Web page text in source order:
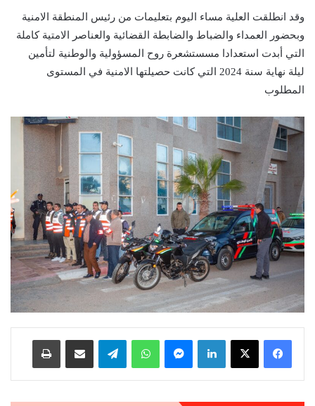
وقد انطلقت العلية مساء اليوم بتعليمات من رئيس المنطقة الامنية
وبحضور العمداء والضباط والضابطة القضائية والعناصر الامتية كاملة
التي أبدت استعدادا مسستشعرة روح المسؤولية والوطنية لتأمين
ليلة نهاية سنة 2024 التي كانت حصيلتها الامنية في المستوى
المطلوب
لينكدإن ماسنجر واتساب تيلقرام مشاركة عبر البريد طباعة